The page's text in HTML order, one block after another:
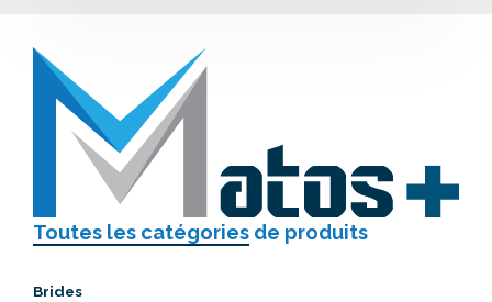
Toutes les catégories de produits
Brides